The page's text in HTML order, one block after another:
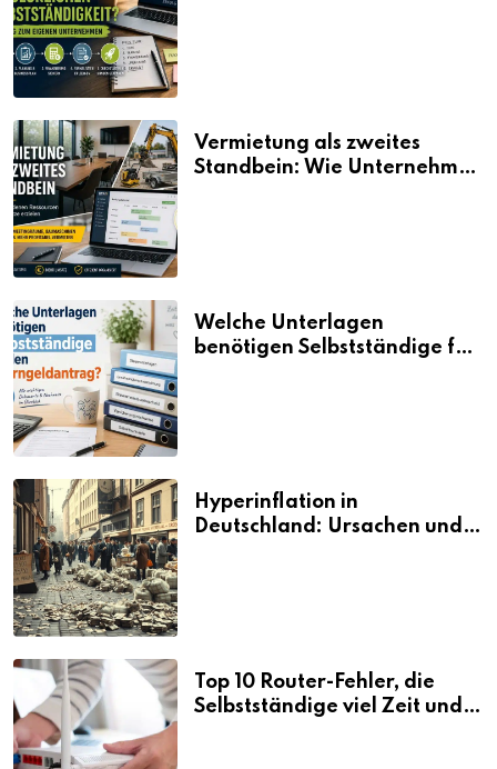
Vermietung als zweites
Standbein: Wie Unternehmen
Welche Unterlagen
benötigen Selbstständige für
Hyperinflation in
Deutschland: Ursachen und
Top 10 Router-Fehler, die
Selbstständige viel Zeit und